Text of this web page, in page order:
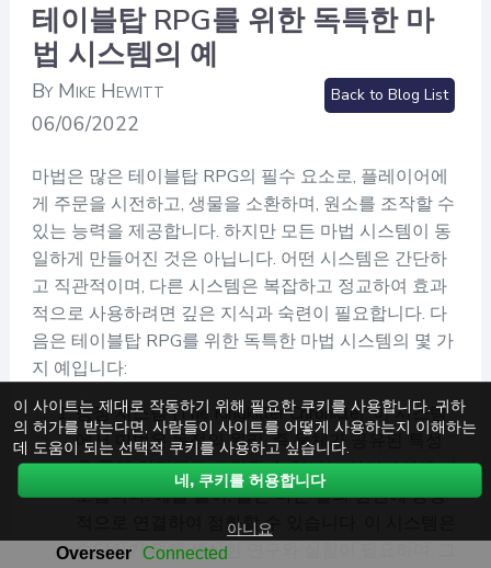
테이블탑 RPG를 위한 독특한 마
법 시스템의 예
By Mike Hewitt
06/06/2022
Back to Blog List
마법은 많은 테이블탑 RPG의 필수 요소로, 플레이어에
게 주문을 시전하고, 생물을 소환하며, 원소를 조작할 수
있는 능력을 제공합니다. 하지만 모든 마법 시스템이 동
일하게 만들어진 것은 아닙니다. 어떤 시스템은 간단하
고 직관적이며, 다른 시스템은 복잡하고 정교하여 효과
적으로 사용하려면 깊은 지식과 숙련이 필요합니다. 다
음은 테이블탑 RPG를 위한 독특한 마법 시스템의 몇 가
지 예입니다:
동정 시스템 (The Kingkiller Chronicle): 이 시스템
에서 마법은 동정의 원리, 즉 물체가 공유된 특성
을 통해 연결되고 조작될 수 있다는 아이디어에 기
초합니다. 예를 들어, 불은 다른 열의 원천에 동정
적으로 연결하여 점화할 수 있습니다. 이 시스템은
숙달하기 위해 세심한 연구와 실험이 필요하며, 그
이 사이트는 제대로 작동하기 위해 필요한 쿠키를 사용합니다. 귀하
의 허가를 받는다면, 사람들이 사이트를 어떻게 사용하는지 이해하는
데 도움이 되는 선택적 쿠키를 사용하고 싶습니다.
네, 쿠키를 허용합니다
아니요